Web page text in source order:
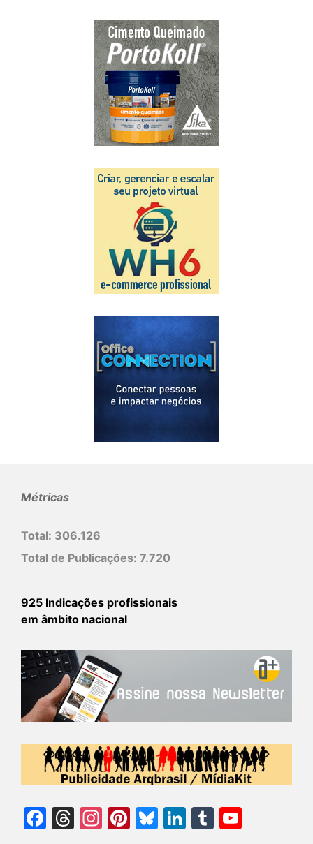
Métricas
Total: 306.126
Total de Publicações: 7.720
925 Indicações profissionais
em âmbito nacional
Facebook
Threads
Instagram
Pinterest
Bluesky
LinkedIn
Tumblr